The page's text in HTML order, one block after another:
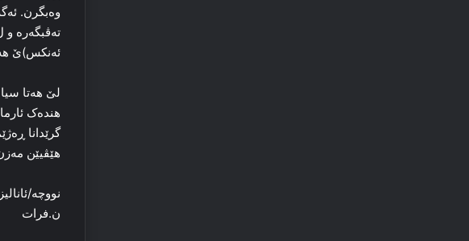
وەبگرن.
ته‌ڤبگه‌ره‌
ئه‌نکس)ێ
لێ هه‌تا
هنده‌ک
گرێدانا
هێڤیێن
نووچه‌/ئانالیز
ن.فرات